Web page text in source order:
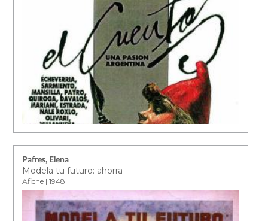
Pafres, Elena
Modela tu futuro: ahorra
Afiche | 1948